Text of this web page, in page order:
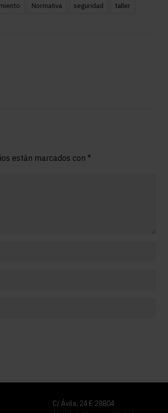
Normativa seguridad taller
están marcados con *
C/ Ávila, 24 E 28804